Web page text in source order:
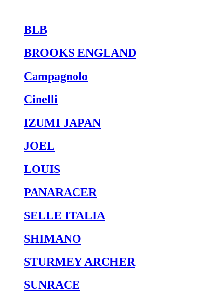
BLB
BROOKS ENGLAND
Campagnolo
Cinelli
IZUMI JAPAN
JOEL
LOUIS
PANARACER
SELLE ITALIA
SHIMANO
STURMEY ARCHER
SUNRACE